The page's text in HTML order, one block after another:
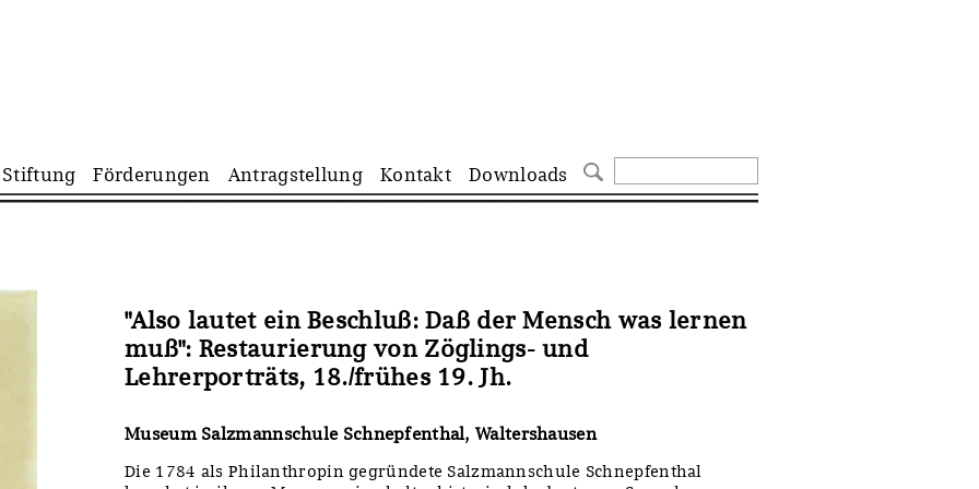
Navigation
überspringen
Stiftung Förderungen Antragstellung Kontakt Downloads
"Also lautet ein Beschluß: Daß der Mensch was lernen
muß": Restaurierung von Zöglings- und
Lehrerporträts, 18./frühes 19. Jh.
Museum Salzmannschule Schnepfenthal, Waltershausen
Die 1784 als Philanthropin gegründete Salzmannschule Schnepfenthal